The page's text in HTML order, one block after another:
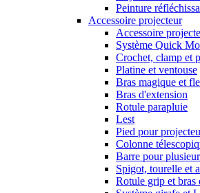
Peinture
Accessoire projecteur
Accessoire
Système Quick
Crochet, clamp et
Platine et ventouse
Bras magique et
Bras d'extension
Rotule parapluie
Lest
Pied pour
Colonne
Barre pour
Spigot, tourelle et
Rotule grip et bras